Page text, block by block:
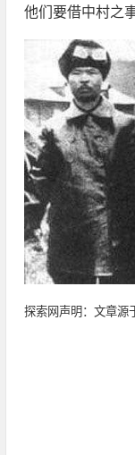
他们要借中村之
探索网声明：文章源